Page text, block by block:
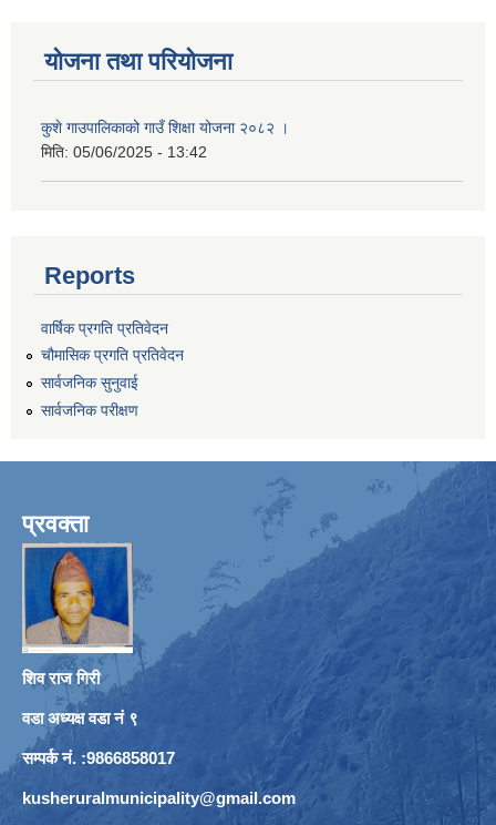
योजना तथा परियोजना
कुशे गाउपालिकाको गाउँ शिक्षा योजना २०८२ ।
मिति: 05/06/2025 - 13:42
Reports
वार्षिक प्रगति प्रतिवेदन
चौमासिक प्रगति प्रतिवेदन
सार्वजनिक सुनुवाई
सार्वजनिक परीक्षण
प्रवक्ता
शिव राज गिरी
वडा अध्यक्ष वडा नं ९
सम्पर्क नं. :9866858017
kusheruralmunicipality@gmail.com